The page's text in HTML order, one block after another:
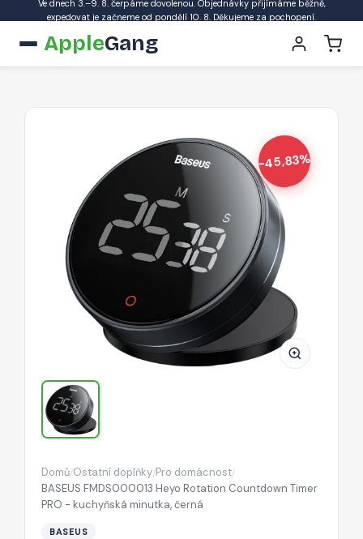
Ve dnech 3.–9. 8. čerpáme dovolenou. Objednávky přijímáme běžně,
expedovat je začneme od pondělí 10. 8. Děkujeme za pochopení.
AppleGang
-45,83%
BASEUS
FMDS000013
Heyo
Rotation
Countdown
Timer
Domů/Ostatní doplňky/Pro domácnost/
BASEUS FMDS000013 Heyo Rotation Countdown Timer
PRO - kuchyňská minutka, černá
BASEUS